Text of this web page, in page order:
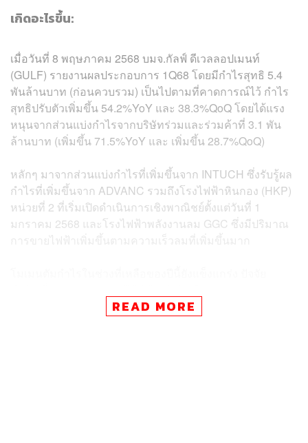
เกิดอะไรขึ้น:
เมื่อวันที่ 8 พฤษภาคม 2568 บมจ.กัลฟ์ ดีเวลลอปเมนท์
(GULF) รายงานผลประกอบการ 1Q68 โดยมีกำไรสุทธิ 5.4
พันล้านบาท (ก่อนควบรวม) เป็นไปตามที่คาดการณ์ไว้ กำไร
สุทธิปรับตัวเพิ่มขึ้น 54.2%YoY และ 38.3%QoQ โดยได้แรง
หนุนจากส่วนแบ่งกำไรจากบริษัทร่วมและร่วมค้าที่ 3.1 พัน
ล้านบาท (เพิ่มขึ้น 71.5%YoY และ เพิ่มขึ้น 28.7%QoQ)
หลักๆ มาจากส่วนแบ่งกำไรที่เพิ่มขึ้นจาก INTUCH ซึ่งรับรู้ผล
กำไรที่เพิ่มขึ้นจาก ADVANC รวมถึงโรงไฟฟ้าหินกอง (HKP)
หน่วยที่ 2 ที่เริ่มเปิดดำเนินการเชิงพาณิชย์ตั้งแต่วันที่ 1
มกราคม 2568 และโรงไฟฟ้าพลังงานลม GGC ซึ่งมีปริมาณ
การขายไฟฟ้าเพิ่มขึ้นตามความเร็วลมที่เพิ่มขึ้นมาก
READ MORE